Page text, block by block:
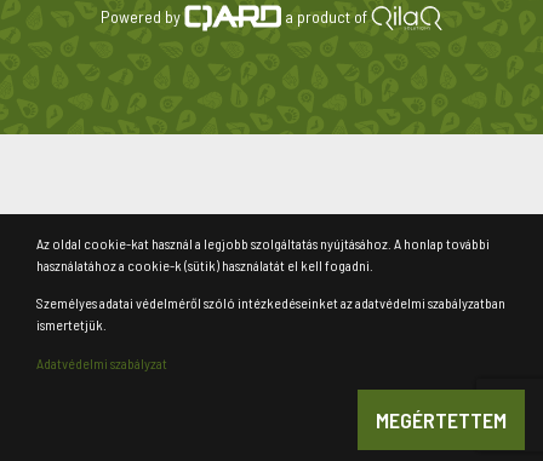
Powered by a product of
Az oldal cookie-kat használ a legjobb szolgáltatás nyújtásához. A honlap további
használatához a cookie-k (sütik) használatát el kell fogadni.
Személyes adatai védelméről szóló intézkedéseinket az adatvédelmi szabályzatban
ismertetjük.
Adatvédelmi szabályzat
MEGÉRTETTEM